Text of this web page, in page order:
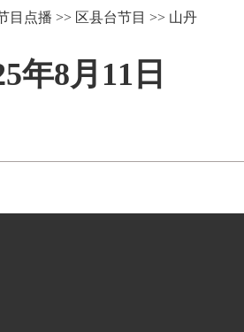
目点播 >> 区县台节目 >> 山丹
年8月11日